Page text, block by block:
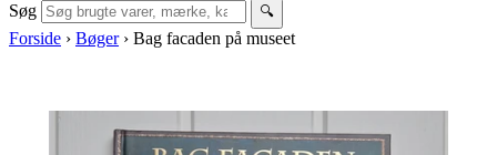
Søg 🔍
Forside › Bøger › Bag facaden på museet